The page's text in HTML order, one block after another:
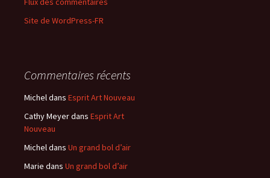
Site de WordPress-FR
Commentaires récents
Michel dans Esprit Art Nouveau
Cathy Meyerdans Esprit Art
Nouveau
Michel dans Un grand bol d’air
Marie dans Un grand bol d’air